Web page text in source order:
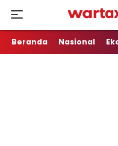
Tegas,
Beranda Nasional